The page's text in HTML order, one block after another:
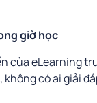
giờ học
của eLearning
có ai giải